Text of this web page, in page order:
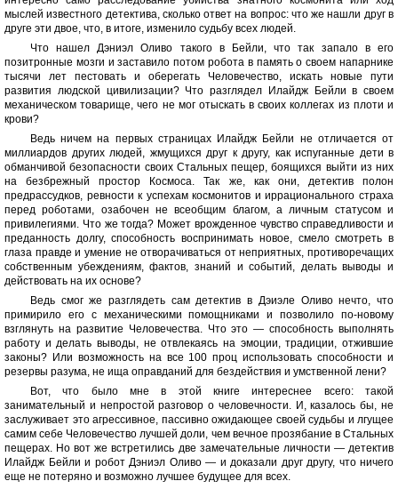
мыслей известного детектива, сколько ответ на вопрос: что же нашли друг в
друге эти двое, что, в итоге, изменило судьбу всех людей.
Что нашел Дэниэл Оливо такого в Бейли, что так запало в его
позитронные мозги и заставило потом робота в память о своем напарнике
тысячи лет пестовать и оберегать Человечество, искать новые пути
развития людской цивилизации? Что разглядел Илайдж Бейли в своем
механическом товарище, чего не мог отыскать в своих коллегах из плоти и
крови?
Ведь ничем на первых страницах Илайдж Бейли не отличается от
миллиардов других людей, жмущихся друг к другу, как испуганные дети в
обманчивой безопасности своих Стальных пещер, боящихся выйти из них
на безбрежный простор Космоса. Так же, как они, детектив полон
предрассудков, ревности к успехам космонитов и иррационального страха
перед роботами, озабочен не всеобщим благом, а личным статусом и
привилегиями. Что же тогда? Может врожденное чувство справедливости и
преданность долгу, способность воспринимать новое, смело смотреть в
глаза правде и умение не отворачиваться от неприятных, противоречащих
собственным убеждениям, фактов, знаний и событий, делать выводы и
действовать на их основе?
Ведь смог же разглядеть сам детектив в Дэиэле Оливо нечто, что
примирило его с механическими помощниками и позволило по-новому
взглянуть на развитие Человечества. Что это — способность выполнять
работу и делать выводы, не отвлекаясь на эмоции, традиции, отжившие
законы? Или возможность на все 100 проц использовать способности и
резервы разума, не ища оправданий для бездействия и умственной лени?
Вот, что было мне в этой книге интереснее всего: такой
занимательный и непростой разговор о человечности. И, казалось бы, не
заслуживает это агрессивное, пассивно ожидающее своей судьбы и лгущее
самим себе Человечество лучшей доли, чем вечное прозябание в Стальных
пещерах. Но вот же встретились две замечательные личности — детектив
Илайдж Бейли и робот Дэниэл Оливо — и доказали друг другу, что ничего
еще не потеряно и возможно лучшее будущее для всех.